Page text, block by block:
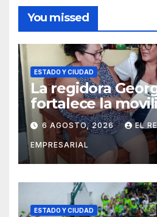
You missed
ESTADO Y CIUDAD
La regidora
fortalece la
adultos mayores
entrega de
ortopédicos
6 AGOSTO, 2026 EL
EMPRESARIAL
ESTADO Y CIUDAD